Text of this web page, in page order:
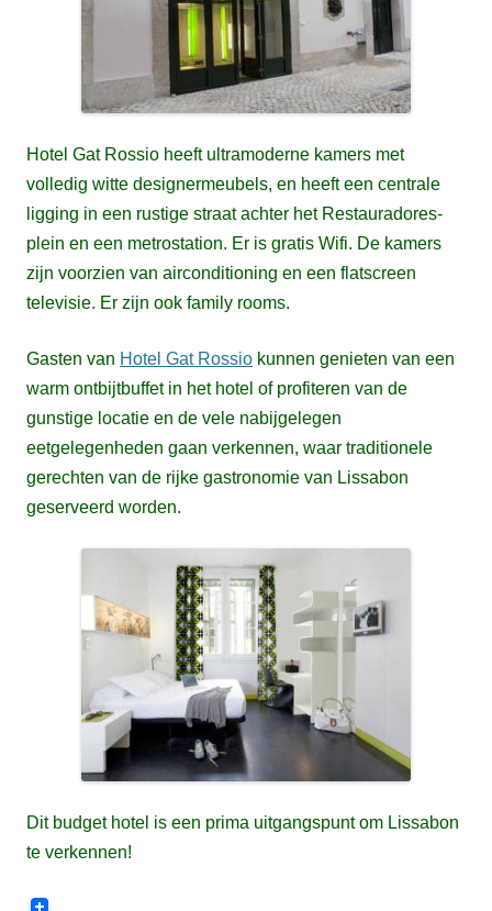
Hotel Gat Rossio heeft ultramoderne kamers met
volledig witte designermeubels, en heeft een centrale
ligging in een rustige straatachter het Restauradores-
plein en een metrostation. Er is gratis Wifi. De kamers
zijn voorzien van airconditioning en een flatscreen
televisie. Er zijn ook family rooms.
Gasten van Hotel Gat Rossio kunnen genieten van een
warm ontbijtbuffet in het hotel of profiteren van de
gunstige locatie en de vele nabijgelegen
eetgelegenheden gaan verkennen, waar traditionele
gerechten van de rijke gastronomie van Lissabon
geserveerd worden.
Dit budget hotel is een prima uitgangspunt om Lissabon
te verkennen!